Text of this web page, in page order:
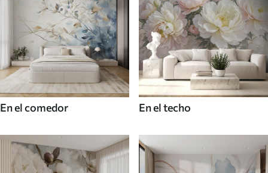
En el comedor En el techo